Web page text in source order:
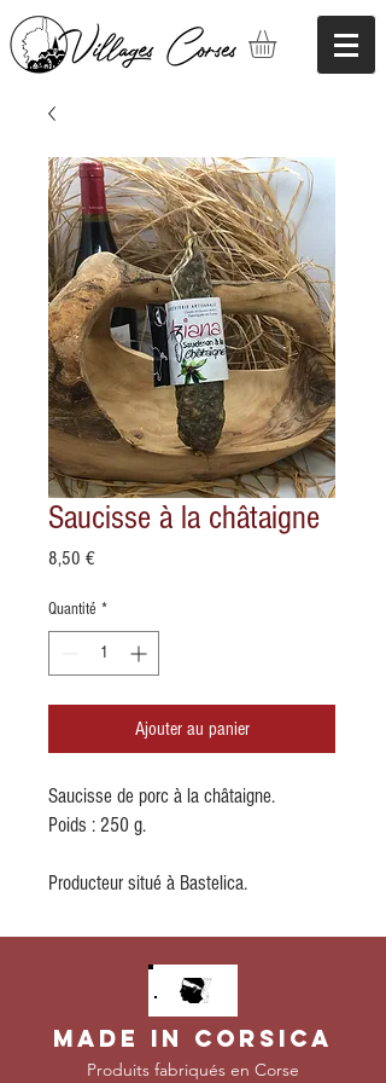
Saucisse à la châtaigne
8,50 €Prix
Quantité *
Ajouter au panier
Saucisse de porc à la châtaigne.
Poids : 250 g.
Producteur situé à Bastelica.
MADE IN CORSICA
Produits fabriqués en Corse